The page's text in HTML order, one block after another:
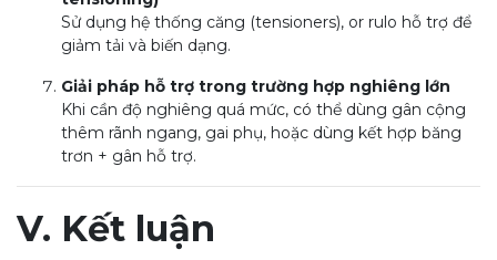
Sử dụng hệ thống căng (tensioners), or rulo hỗ trợ để
giảm tải và biến dạng.
Giải pháp hỗ trợ trong trường hợp nghiêng lớn
Khi cần độ nghiêng quá mức, có thể dùng gân cộng
thêm rãnh ngang, gai phụ, hoặc dùng kết hợp băng
trơn + gân hỗ trợ.
V. Kết luận